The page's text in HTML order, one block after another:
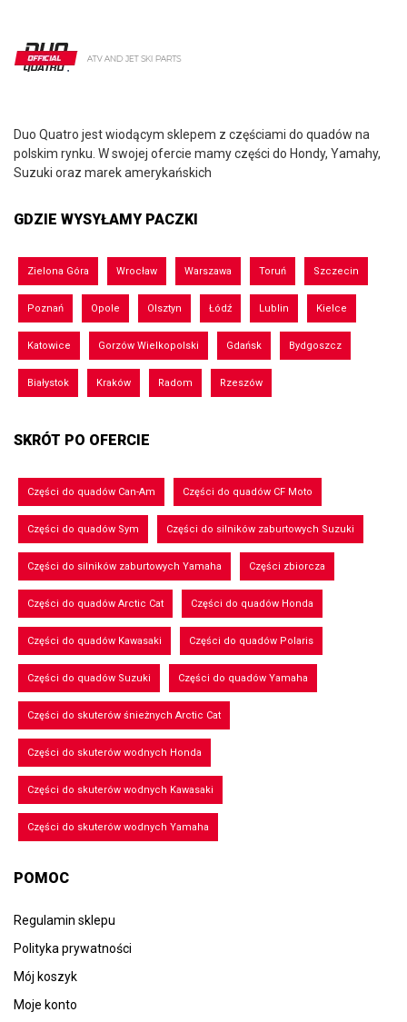
Duo Quatro jest wiodącym sklepem z częściami do quadów na
polskim rynku. W swojej ofercie mamy części do Hondy, Yamahy,
Suzuki oraz marek amerykańskich
GDZIE WYSYŁAMY PACZKI
Zielona Góra Wrocław Warszawa Toruń Szczecin
Poznań Opole Olsztyn Łódź Lublin Kielce
Katowice Gorzów Wielkopolski Gdańsk Bydgoszcz
Białystok Kraków Radom Rzeszów
SKRÓT PO OFERCIE
Części do quadów Can-Am Części do quadów CF Moto
Części do quadów Sym Części do silników zaburtowych Suzuki
Części do silników zaburtowych Yamaha Części zbiorcza
Części do quadów Arctic Cat Części do quadów Honda
Części do quadów Kawasaki Części do quadów Polaris
Części do quadów Suzuki Części do quadów Yamaha
Części do skuterów śnieżnych Arctic Cat
Części do skuterów wodnych Honda
Części do skuterów wodnych Kawasaki
Części do skuterów wodnych Yamaha
POMOC
Regulamin sklepu
Polityka prywatności
Mój koszyk
Moje konto